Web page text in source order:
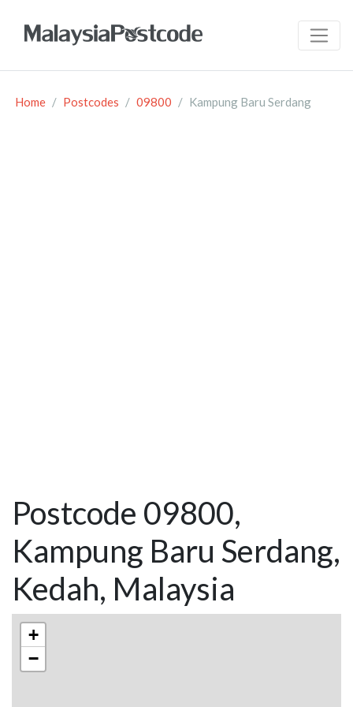
Home Postcodes 09800 Kampung Baru Serdang
Postcode 09800,
Kampung Baru Serdang,
Kedah, Malaysia
+
−